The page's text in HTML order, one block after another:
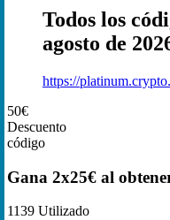
Todos los
agosto de
https://
50€
Descuento
código
Gana 2x25€ al
1139 Utilizado